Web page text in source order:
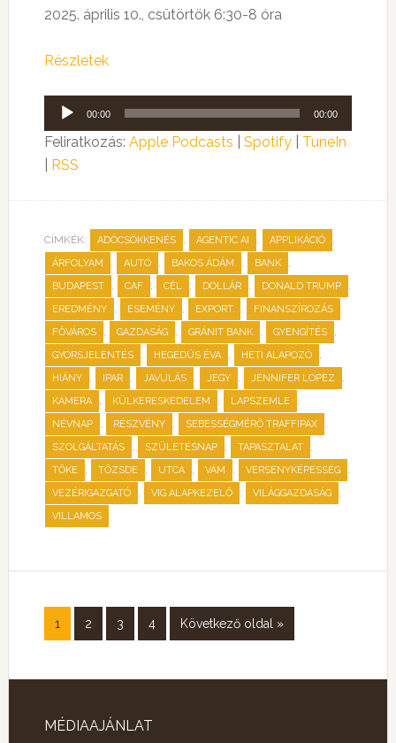
2025. április 10., csütörtök 6:30-8 óra
Részletek
Audió
lejátszó
00:00 00:00
Feliratkozás: Apple Podcasts Spotify| TuneIn
RSS
CÍMKÉK: ADÓCSÖKKENÉS , AGENTIC AI , APPLIKÁCIÓ ,
ÁRFOLYAM , AUTÓ , BAKOS ÁDÁM , BANK ,
BUDAPEST , CAF , CÉL , DOLLÁR , DONALD TRUMP ,
EREDMÉNY , ESEMÉNY , EXPORT , FINANSZÍROZÁS ,
FŐVÁROS , GAZDASÁG , GRÁNIT BANK , GYENGÍTÉS ,
GYORSJELENTÉS , HEGEDÜS ÉVA , HETI ALAPOZÓ ,
HIÁNY , IPAR , JAVULÁS , JEGY , JENNIFER LOPEZ ,
KAMERA , KÜLKERESKEDELEM , LAPSZEMLE ,
NÉVNAP , RÉSZVÉNY , SEBESSÉGMÉRŐ TRAFFIPAX ,
SZOLGÁLTATÁS , SZÜLETÉSNAP , TAPASZTALAT ,
TŐKE , TŐZSDE , UTCA , VÁM , VERSENYKÉPESSÉG ,
VEZÉRIGAZGATÓ , VIG ALAPKEZELŐ , VILÁGGAZDASÁG ,
VILLAMOS
1 2 3 4 Következő oldal »
MÉDIAAJÁNLAT